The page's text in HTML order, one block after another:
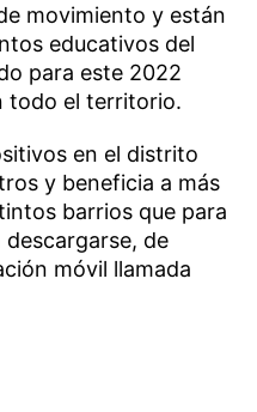
movimiento y están
educativos del
para este 2022
todo el territorio.
en el distrito
y beneficia a más
barrios que para
de
móvil llamada